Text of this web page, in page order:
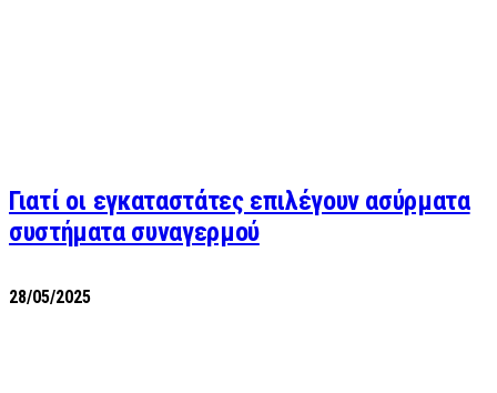
Γιατί οι εγκαταστάτες επιλέγουν ασύρματα
συστήματα συναγερμού
28/05/2025